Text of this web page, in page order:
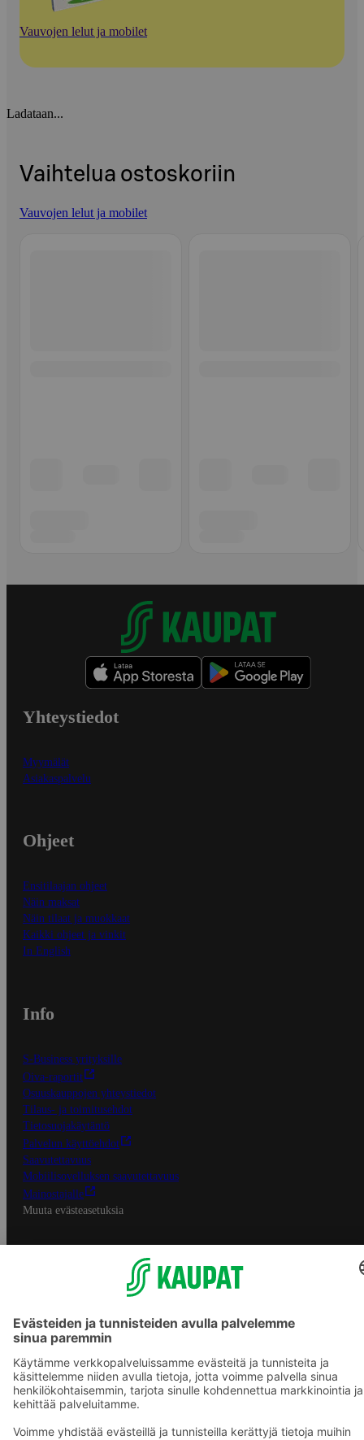
Vauvojen lelut ja mobilet
Ladataan...
Vaihtelua ostoskoriin
Vauvojen lelut ja mobilet
Yhteystiedot
Myymälät
Asiakaspalvelu
Ohjeet
Ensitilaajan ohjeet
Näin maksat
Näin tilaat ja muokkaat
Kaikki ohjeet ja vinkit
In English
Info
S-Business yrityksille
Oiva-raportit
Osuuskauppojen yhteystiedot
Tilaus- ja toimitusehdot
Tietosuojakäytäntö
Palvelun käyttöehdot
Saavutettavuus
Mobiilisovelluksen saavutettavuus
Mainostajalle
Muuta evästeasetuksia
S-ryhmän palvelut
S-ryhmä
Asiakasomistajuus
Yhteishyvä Ruoka -sovellus
S-ostoslista -sovellus
Prisma.fi
Sokos.fi
S-Pankki